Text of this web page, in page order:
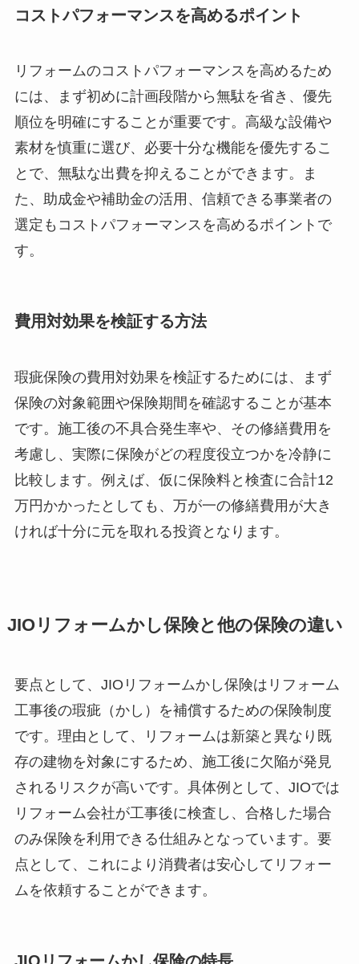
コストパフォーマンスを高めるポイント
リフォームのコストパフォーマンスを高めるため
には、まず初めに計画段階から無駄を省き、優先
順位を明確にすることが重要です。高級な設備や
素材を慎重に選び、必要十分な機能を優先するこ
とで、無駄な出費を抑えることができます。ま
た、助成金や補助金の活用、信頼できる事業者の
選定もコストパフォーマンスを高めるポイントで
す。
費用対効果を検証する方法
瑕疵保険の費用対効果を検証するためには、まず
保険の対象範囲や保険期間を確認することが基本
です。施工後の不具合発生率や、その修繕費用を
考慮し、実際に保険がどの程度役立つかを冷静に
比較します。例えば、仮に保険料と検査に合計12
万円かかったとしても、万が一の修繕費用が大き
ければ十分に元を取れる投資となります。
JIOリフォームかし保険と他の保険の違い
要点として、JIOリフォームかし保険はリフォーム
工事後の瑕疵（かし）を補償するための保険制度
です。理由として、リフォームは新築と異なり既
存の建物を対象にするため、施工後に欠陥が発見
されるリスクが高いです。具体例として、JIOでは
リフォーム会社が工事後に検査し、合格した場合
のみ保険を利用できる仕組みとなっています。要
点として、これにより消費者は安心してリフォー
ムを依頼することができます。